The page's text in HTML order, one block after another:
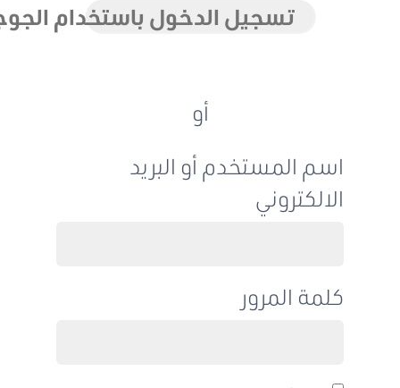
تسجيل الدخول باستخدام الجوجل
اسم المستخدم أو البريد
الالكتروني
كلمة المرور